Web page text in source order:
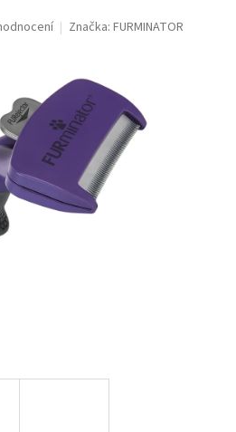
Značka: FURMINATOR